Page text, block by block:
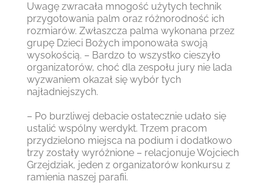
Uwagę zwracała mnogość użytych technik
przygotowania palm oraz różnorodność ich
rozmiarów. Zwłaszcza palma wykonana przez
grupę Dzieci Bożych imponowała swoją
wysokością. – Bardzo to wszystko cieszyło
organizatorów, choć dla zespołu jury nie lada
wyzwaniem okazał się wybór tych
najładniejszych.
– Po burzliwej debacie ostatecznie udało się
ustalić wspólny werdykt. Trzem pracom
przydzielono miejsca na podium i dodatkowo
trzy zostały wyróżnione – relacjonuje Wojciech
Grzejdziak, jeden z organizatorów konkursu z
ramienia naszej parafii.